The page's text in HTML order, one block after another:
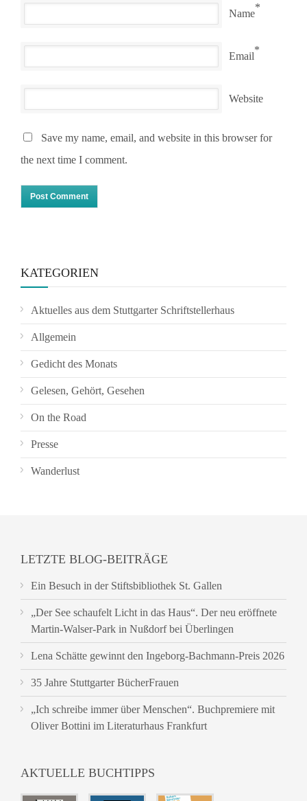
Name
*
Email
*
Website
Save my name, email, and website in this browser for
the next time I comment.
KATEGORIEN
Aktuelles aus dem Stuttgarter Schriftstellerhaus
Allgemein
Gedicht des Monats
Gelesen, Gehört, Gesehen
On the Road
Presse
Wanderlust
LETZTE BLOG-BEITRÄGE
Ein Besuch in der Stiftsbibliothek St. Gallen
„Der See schaufelt Licht in das Haus“. Der neu eröffnete
Martin-Walser-Park in Nußdorf bei Überlingen
Lena Schätte gewinnt den Ingeborg-Bachmann-Preis 2026
35 Jahre Stuttgarter BücherFrauen
„Ich schreibe immer über Menschen“. Buchpremiere mit
Oliver Bottini im Literaturhaus Frankfurt
AKTUELLE BUCHTIPPS